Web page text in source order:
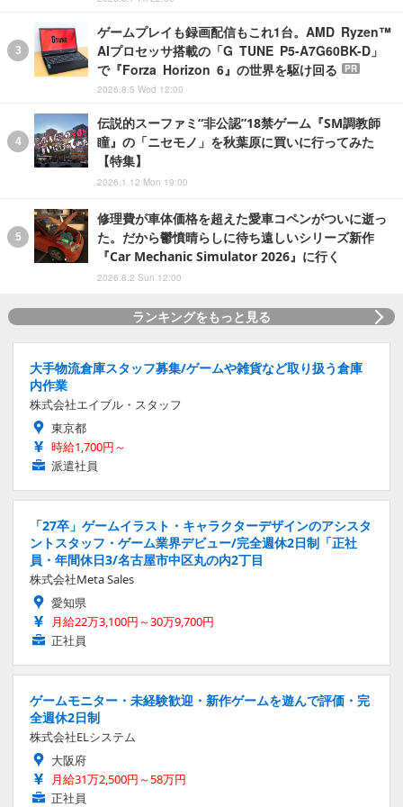
ゲームプレイも録画配信もこれ1台。AMD Ryzen™
AIプロセッサ搭載の「G TUNE P5-A7G60BK-D」
で『Forza Horizon 6』の世界を駆け回る
PR
2026.8.5 Wed 12:00
伝説的スーファミ“非公認”18禁ゲーム『SM調教師
瞳』の「ニセモノ」を秋葉原に買いに行ってみた
【特集】
2026.1.12 Mon 19:00
修理費が車体価格を超えた愛車コペンがついに逝っ
た。だから鬱憤晴らしに待ち遠しいシリーズ新作
『Car Mechanic Simulator 2026』に行く
2026.8.2 Sun 12:00
ランキングをもっと見る
大手物流倉庫スタッフ募集/ゲームや雑貨など取り扱う倉庫
内作業
株式会社エイブル・スタッフ
東京都
時給1,700円～
派遣社員
「27卒」ゲームイラスト・キャラクターデザインのアシスタ
ントスタッフ・ゲーム業界デビュー/完全週休2日制「正社
員・年間休日3/名古屋市中区丸の内2丁目
株式会社Meta Sales
愛知県
月給22万3,100円～30万9,700円
正社員
ゲームモニター・未経験歓迎・新作ゲームを遊んで評価・完
全週休2日制
株式会社ELシステム
大阪府
月給31万2,500円～58万円
正社員